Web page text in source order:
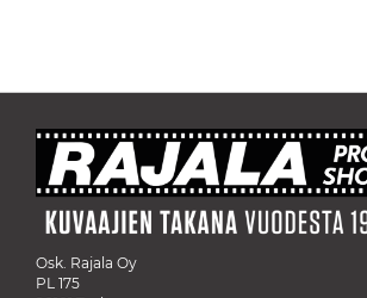
Osk. Rajala Oy
PL 175